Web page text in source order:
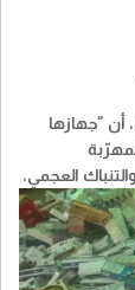
أن "جهازها
العجمي،
لمكافحة
"محاضر ضبط